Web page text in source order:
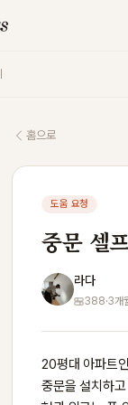
홈으로
도움 요청
중문 셀
라다
388·3개
20평대 아파트
중문을 설치하